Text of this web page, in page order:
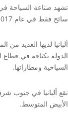
سائح فقط في عام 2017 ، وهو ما يمثل انخفاضًا بنسبة 8 ٪ عن عام 2016.
ألبانيا لديها العديد من
الدولة بكثافة في قطاع
السياحية ومطاراتها.
تقع ألبانيا في جنوب
الأبيض المتوسط.